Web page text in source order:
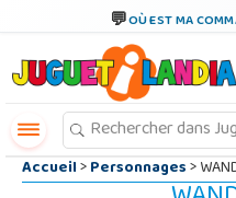
OÙ EST MA
Accueil>Personnages>